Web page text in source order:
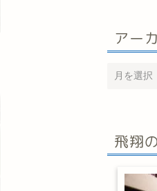
アー
飛翔